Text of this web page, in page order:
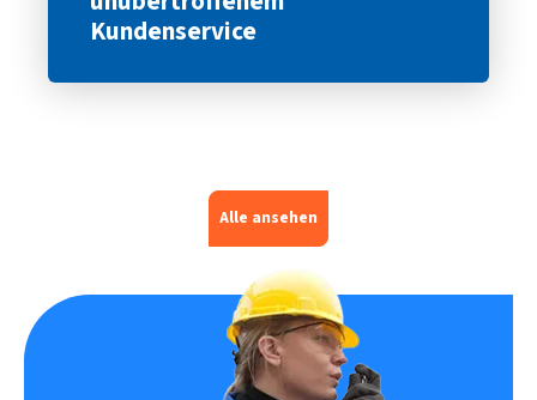
Kundenservice
Alle ansehen